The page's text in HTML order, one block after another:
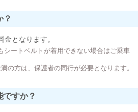
？
となります。
ートベルトが着用できない場合はご乗車
の方は、保護者の同行が必要となります。
ですか？